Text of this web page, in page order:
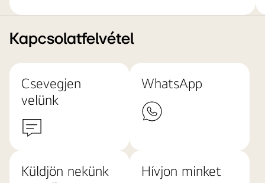
Kapcsolatfelvétel
Csevegjen
velünk
WhatsApp
Küldjön nekünk
Hívjon minket